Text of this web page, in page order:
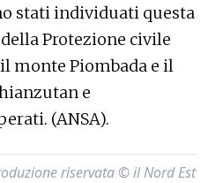
stati individuati questa
Protezione civile
monte Piombada e il
e
(ANSA).
riservata © il Nord Est